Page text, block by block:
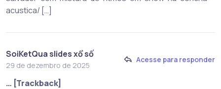
acustica/ […]
SoiKetQua slides xổ số
29 de dezembro de 2025
Acesse para responder
… [Trackback]